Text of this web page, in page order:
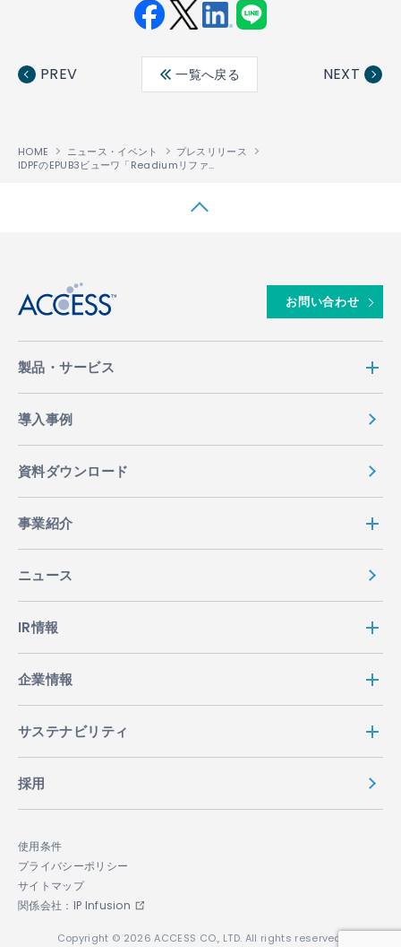
ebo ter
edin
PREV 一覧へ戻る NEXT
HOME ニュース・イベント
プレスリリース
IDPFのEPUB3ビューワ「Readiumリファレンス・プラットフォーム」に、ACCESS「NetFront
お問い合わせ
製品・サービス
導入事例
資料ダウンロード
事業紹介
ニュース
IR情報
企業情報
サステナビリティ
採用
使用条件
プライバシーポリシー
サイトマップ
関係会社：IP Infusion
Copyright © 2026 ACCESS CO., LTD. All rights reserved.